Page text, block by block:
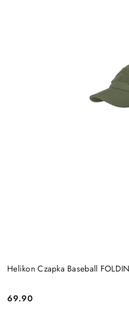
Helikon Czapka Baseball
Cena:
69.90